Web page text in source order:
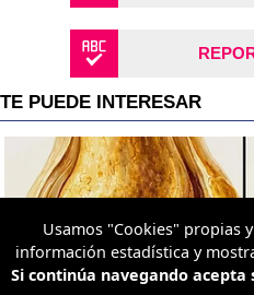
Usamos "Cookies" propias
información estadística y
Si continúa navegando acepta